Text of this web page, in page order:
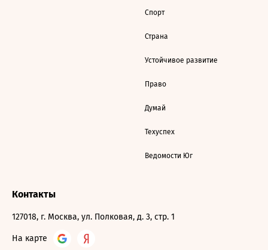
Спорт
Страна
Устойчивое развитие
Право
Думай
Техуспех
Ведомости Юг
Контакты
127018, г. Москва, ул. Полковая, д. 3, стр. 1
На карте